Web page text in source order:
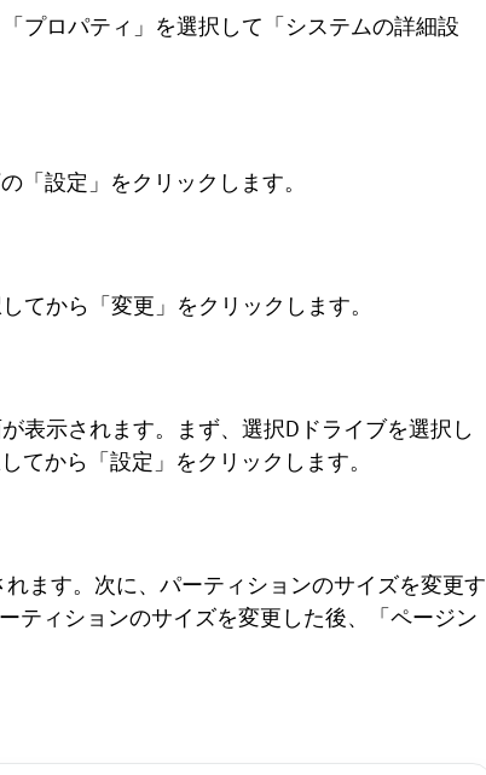
プロパティ」を選択して「システムの詳細設
「設定」をクリックします。
てから「変更」をクリックします。
表示されます。まず、選択Dドライブを選択し
てから「設定」をクリックします。
ます。次に、パーティションのサイズを変更す
ティションのサイズを変更した後、「ページン